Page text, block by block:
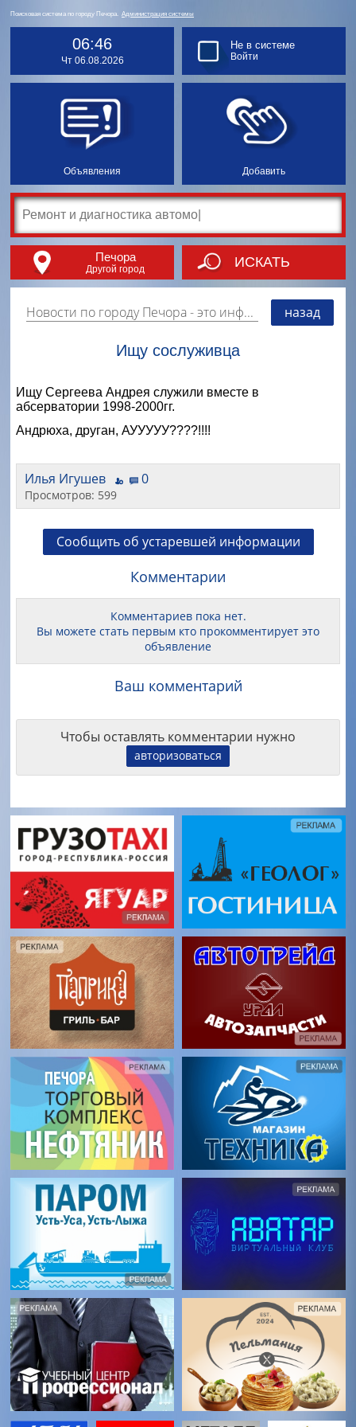
Поисковая система по городу Печора. Администрация системы
06:46
Чт 06.08.2026
Объявления Добавить
Не в системе
Войти
Печора
Другой город ИСКАТЬ
Новости по городу Печора- это информация о событиях, мероприятиях и торгово-коммерческой деятельности города. Страницу наполняют платные и бесплатные объявления, имеющие функцию "поднятия вверх списка". назад
Ищу сослуживца
Ищу Сергеева Андрея служили вместе в
абсерватории 1998-2000гг.
Андрюха, друган, АУУУУУ????!!!!
Илья Игушев 0
Просмотров: 599
Сообщить об устаревшей информации
Комментарии
Комментариев пока нет.
Вы можете стать первым кто прокомментирует это
объявление
Ваш комментарий
Чтобы оставлять комментарии нужно
авторизоваться